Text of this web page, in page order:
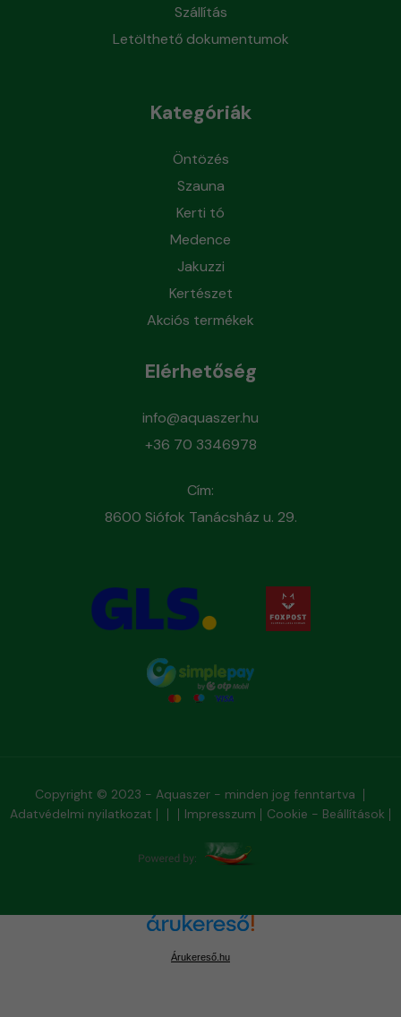
Szállítás
Letölthető dokumentumok
Kategóriák
Öntözés
Szauna
Kerti tó
Medence
Jakuzzi
Kertészet
Akciós termékek
Elérhetőség
info@aquaszer.hu
+36 70 3346978
Cím:
8600 Siófok Tanácsház u. 29.
Copyright © 2023 - Aquaszer - minden jog fenntartva
Adatvédelmi nyilatkozat
Impresszum Cookie - Beállítások
Árukereső.hu